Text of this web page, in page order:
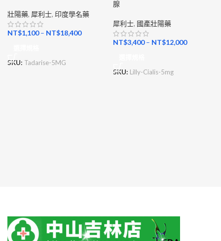
壯陽藥, 犀利士, 印度學名藥
NT$1,100– NT$18,400
SKU: Tadarise-5MG
腺
犀利士, 國產壯陽藥
NT$3,400– NT$12,000
SKU: Lilly-Cialis-5mg